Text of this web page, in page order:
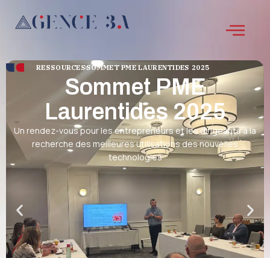
RESSOURCESSOMMET PME LAURENTIDES 2025
Sommet PME
Laurentides 2025
Un rendez-vous pour les entrepreneurs et les dirigeants à la
recherche des meilleures utilisations des nouvelles
technologies